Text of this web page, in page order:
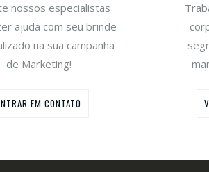
nossos especialistas
ajuda com seu brinde
na sua campanha
de Marketing!
EM CONTATO